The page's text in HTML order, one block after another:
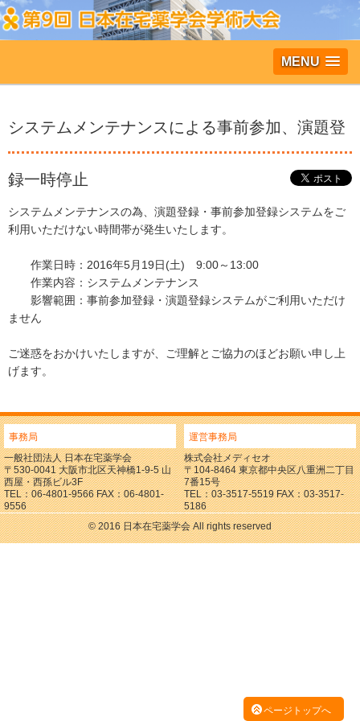
MENU
システムメンテナンスによる事前参加、演題登
録一時停止
システムメンテナンスの為、演題登録・事前参加登録システムをご
利用いただけない時間帯が発生いたします。
作業日時：2016年5月19日(土) 9:00～13:00
作業内容：システムメンテナンス
影響範囲：事前参加登録・演題登録システムがご利用いただけ
ません
ご迷惑をおかけいたしますが、ご理解とご協力のほどお願い申し上
げます。
ページトップへ
事務局
一般社団法人 日本在宅薬学会
〒530-0041 大阪市北区天神橋1-9-5 山
西屋・西孫ビル3F
TEL：06-4801-9566 FAX：06-4801-
9556
運営事務局
株式会社メディセオ
〒104-8464 東京都中央区八重洲二丁目
7番15号
TEL：03-3517-5519 FAX：03-3517-
5186
© 2016 日本在宅薬学会 All rights reserved